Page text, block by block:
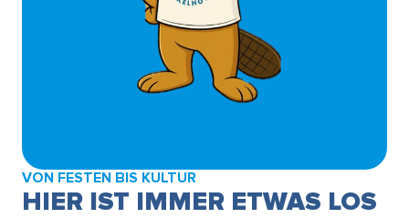
VON FESTEN BIS KULTUR
HIER IST IMMER ETWAS LOS